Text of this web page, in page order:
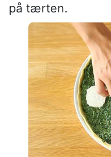
på tærten.